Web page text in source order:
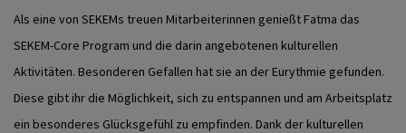
Als eine von SEKEMs treuen Mitarbeiterinnen genießt Fatma das
SEKEM-Core Program und die darin angebotenen kulturellen
Aktivitäten. Besonderen Gefallen hat sie an der Eurythmie gefunden.
Diese gibt ihr die Möglichkeit, sich zu entspannen und am Arbeitsplatz
ein besonderes Glücksgefühl zu empfinden. Dank der kulturellen